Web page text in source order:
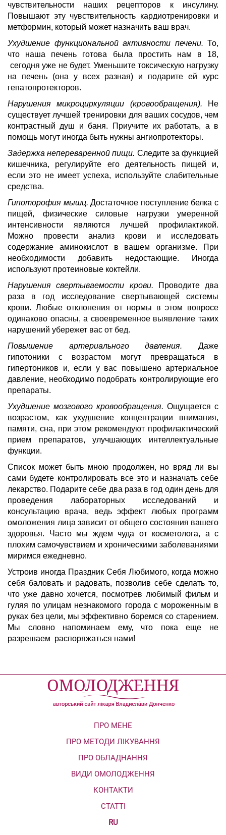
чувствительности наших рецепторов к инсулину.
Повышают эту чувствительность кардиотренировки и
метформин, который может назначить ваш врач.
Ухудшение функциональной активности печени. То,
что наша печень готова была простить нам в 18,
сегодня уже не будет. Уменьшите токсическую нагрузку
на печень (она у всех разная) и подарите ей курс
гепатопротекторов.
Нарушения микроциркуляции (кровообращения). Не
существует лучшей тренировки для ваших сосудов, чем
контрастный душ и баня. Приучите их работать, а в
помощь могут иногда быть нужны ангиопротекторы.
Задержка непереваренной пищи. Следите за функцией
кишечника, регулируйте его деятельность пищей и,
если это не имеет успеха, используйте слабительные
средства.
Гипоторофия мышц. Достаточное поступление белка с
пищей, физические силовые нагрузки умеренной
интенсивности являются лучшей профилактикой.
Можно провести анализ крови и исследовать
содержание аминокислот в вашем организме. При
необходимости добавить недостающие. Иногда
используют протеиновые коктейли.
Нарушения свертываемости крови. Проводите два
раза в год исследование свертывающей системы
крови. Любые отклонения от нормы в этом вопросе
одинаково опасны, а своевременное выявление таких
нарушений убережет вас от бед.
Повышение артериального давления. Даже
гипотоники с возрастом могут превращаться в
гипертоников и, если у вас повышено артериальное
давление, необходимо подобрать контролирующие его
препараты.
Ухудшение мозгового кровообращения. Ощущается с
возрастом, как ухудшение концентрации внимания,
памяти, сна, при этом рекомендуют профилактический
прием препаратов, улучшающих интеллектуальные
функции.
Список может быть мною продолжен, но вряд ли вы
сами будете контролировать все это и назначать себе
лекарство. Подарите себе два раза в год один день для
проведения лабораторных исследований и
консультацию врача, ведь эффект любых программ
омоложения лица зависит от общего состояния вашего
здоровья. Часто мы ждем чуда от косметолога, а с
плохим самочувствием и хроническими заболеваниями
миримся ежедневно.
Устроив иногда Праздник Себя Любимого, когда можно
себя баловать и радовать, позволив себе сделать то,
что уже давно хочется, посмотрев любимый фильм и
гуляя по улицам незнакомого города с мороженным в
руках без цели, мы эффективно боремся со старением.
Мы словно напоминаем ему, что пока еще не
разрешаем распоряжаться нами!
ПРО МЕНЕ
ПРО МЕТОДИ ЛІКУВАННЯ
ПРО ОБЛАДНАННЯ
ВИДИ ОМОЛОДЖЕННЯ
КОНТАКТИ
СТАТТІ
RU